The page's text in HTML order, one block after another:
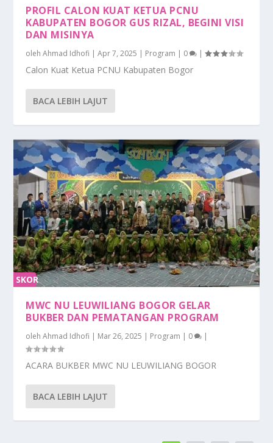
PROFIL CALON KUAT KETUA PCNU
KABUPATEN BOGOR GUS RIZAL, BEGINI VISI
DAN MISINYA
olehAhmad Idhofi |Apr 7, 2025 | Program | 0 |
Calon Kuat Ketua PCNU Kabupaten Bogor
BACA LEBIH LAJUT
SKOR
MWC NU LEUWILIANG BOGOR GELAR
BUKBER DAN PEMATANGAN PROGRAM
olehAhmad Idhofi | Mar 26, 2025 | Program | 0 |
ACARA BUKBER MWC NU LEUWILIANG BOGOR
BACA LEBIH LAJUT